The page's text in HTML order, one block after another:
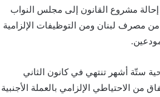
مشروع القانون إلى مجلس النواب
من مصرف لبنان ومن التوظيفات الإلزامية
ستّة أشهر تنتهي في كانون الثاني
من الاحتياطي الإلزامي بالعملة الأجنبية